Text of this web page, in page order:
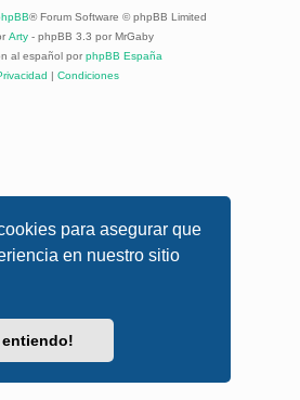
para asegurar que
en nuestro sitio
entiendo!
® Forum Software © phpBB Limited
Arty - phpBB 3.3 por MrGaby
al español por phpBB España
| Condiciones